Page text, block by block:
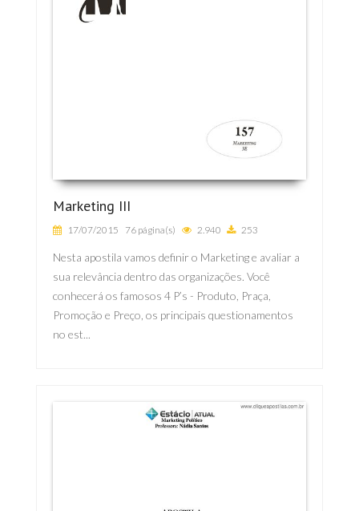
Marketing III
17/07/2015 76 página(s) 2.940 253
Nesta apostila vamos definir o Marketing e avaliar a
sua relevância dentro das organizações. Você
conhecerá os famosos 4 P’s - Produto, Praça,
Promoção e Preço, os principais questionamentos
no est...